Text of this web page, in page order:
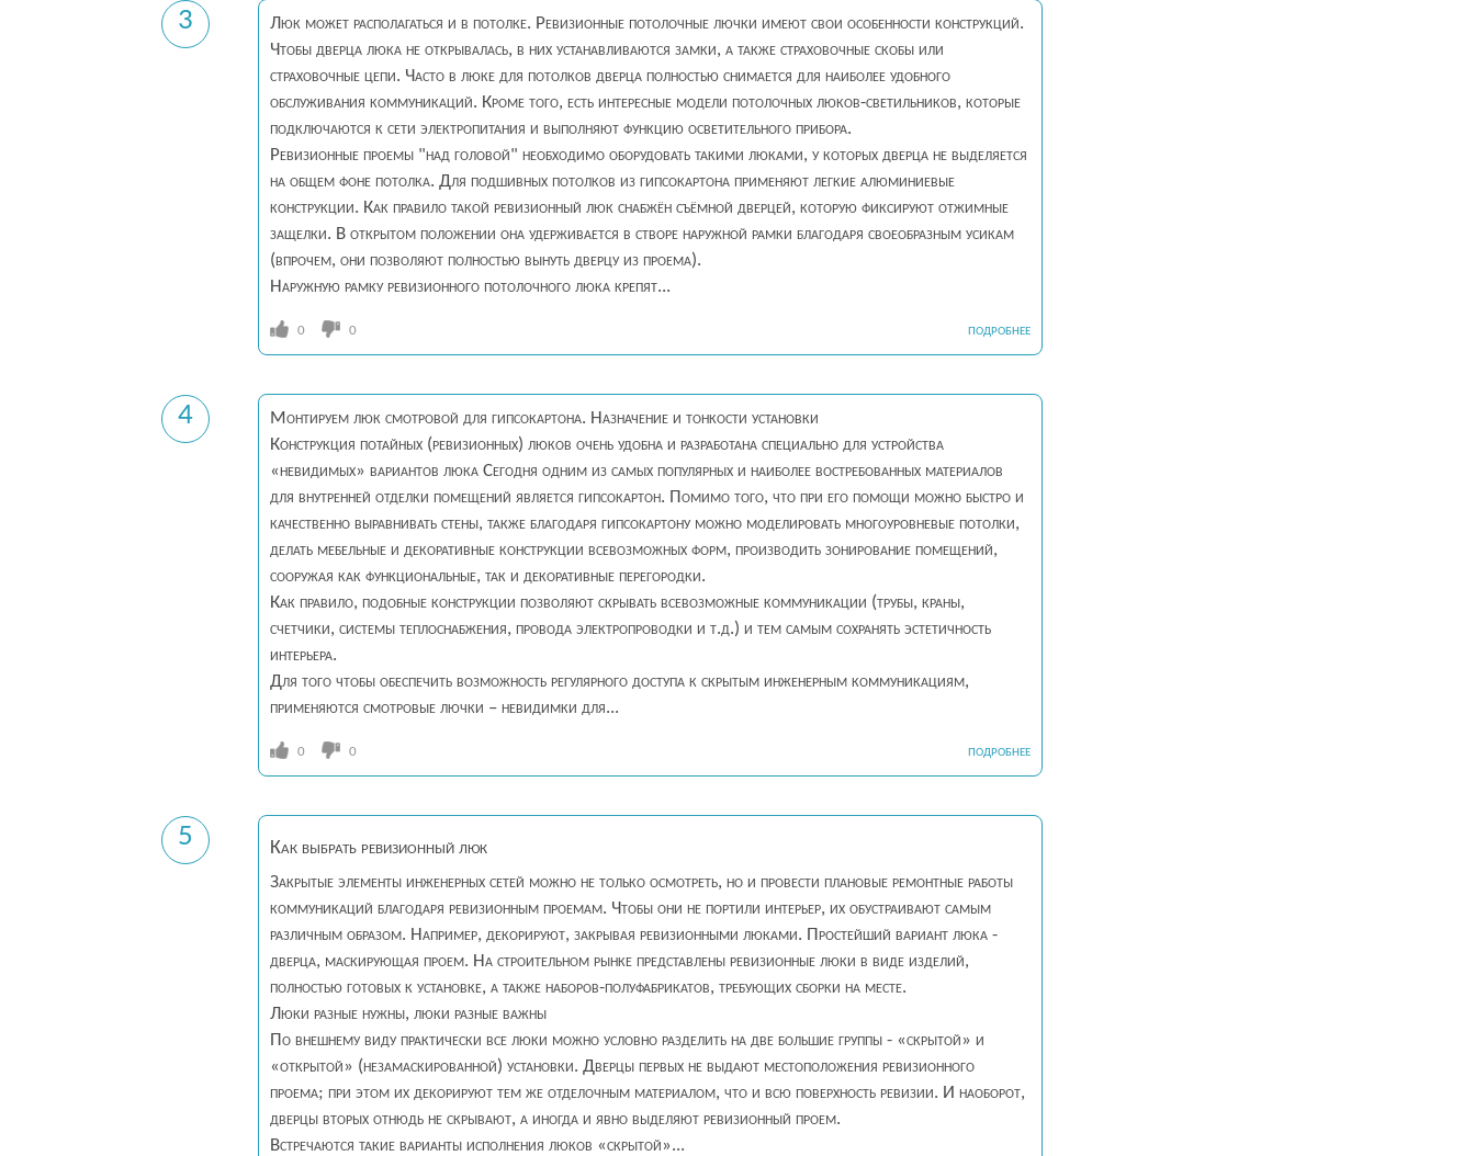
3
Люк может располагаться и в потолке. Ревизионные потолочные лючки имеют свои особенности конструкций.
Чтобы дверца люка не открывалась, в них устанавливаются замки, а также страховочные скобы или
страховочные цепи. Часто в люке для потолков дверца полностью снимается для наиболее удобного
обслуживания коммуникаций. Кроме того, есть интересные модели потолочных люков-светильников, которые
подключаются к сети электропитания и выполняют функцию осветительного прибора.
Ревизионные проемы "над головой" необходимо оборудовать такими люками, у которых дверца не выделяется
на общем фоне потолка. Для подшивных потолков из гипсокартона применяют легкие алюминиевые
конструкции. Как правило такой ревизионный люк снабжён съёмной дверцей, которую фиксируют отжимные
защелки. В открытом положении она удерживается в створе наружной рамки благодаря своеобразным усикам
(впрочем, они позволяют полностью вынуть дверцу из проема).
Наружную рамку ревизионного потолочного люка крепят...
0 0 ПОДРОБНЕЕ
4
Монтируем люк смотровой для гипсокартона. Назначение и тонкости установки
Конструкция потайных (ревизионных) люков очень удобна и разработана специально для устройства
«невидимых» вариантов люка Сегодня одним из самых популярных и наиболее востребованных материалов
для внутренней отделки помещений является гипсокартон. Помимо того, что при его помощи можно быстро и
качественно выравнивать стены, также благодаря гипсокартону можно моделировать многоуровневые потолки,
делать мебельные и декоративные конструкции всевозможных форм, производить зонирование помещений,
сооружая как функциональные, так и декоративные перегородки.
Как правило, подобные конструкции позволяют скрывать всевозможные коммуникации (трубы, краны,
счетчики, системы теплоснабжения, провода электропроводки и т.д.) и тем самым сохранять эстетичность
интерьера.
Для того чтобы обеспечить возможность регулярного доступа к скрытым инженерным коммуникациям,
применяются смотровые лючки – невидимки для...
0 0 ПОДРОБНЕЕ
5 Как выбрать ревизионный люк
Закрытые элементы инженерных сетей можно не только осмотреть, но и провести плановые ремонтные работы
коммуникаций благодаря ревизионным проемам. Чтобы они не портили интерьер, их обустраивают самым
различным образом. Например, декорируют, закрывая ревизионными люками. Простейший вариант люка -
дверца, маскирующая проем. На строительном рынке представлены ревизионные люки в виде изделий,
полностью готовых к установке, а также наборов-полуфабрикатов, требующих сборки на месте.
Люки разные нужны, люки разные важны
По внешнему виду практически все люки можно условно разделить на две большие группы - «скрытой» и
«открытой» (незамаскированной) установки. Дверцы первых не выдают местоположения ревизионного
проема; при этом их декорируют тем же отделочным материалом, что и всю поверхность ревизии. И наоборот,
дверцы вторых отнюдь не скрывают, а иногда и явно выделяют ревизионный проем.
Встречаются такие варианты исполнения люков «скрытой»...